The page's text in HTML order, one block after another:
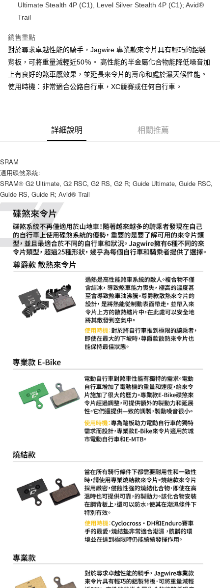
１．簡單：不需註冊會員、不需綁卡、不需儲值。
３．安心：先確認商品／服務後，再付款。
【「AFTEE先享後付」結帳流程】
１．於結帳方式選擇「AFTEE先享後付」後，將跳轉至「AFTEE先享後付」
結帳頁面，進行簡訊認證並確認金額後，即可完成結帳。
２．訂單成立數日內，您將收到繳費通知簡訊。
３．收到繳費通知簡訊後14天內，點擊此簡訊中的連結，可透過四大超商／
ATM／網路銀行／等多元方式進行付款，方視為交易完成。
是否繳費成功／繳費後需取消欲退款等相關疑問，請聯繫「AFTEE先享後付
１．透過由恩沛科技股份有限公司提供之「AFTEE先享後付」服務完成之交
易，需依本服務之必要範圍內提供個人資料，並將交易相關給付款項請求債
權轉讓予恩沛科技股份有限公司。
https://aftee.tw/terms/#terms3
３．未成年的使用者請事先徵得法定代理人或監護人之同意方可使用
「AFTEE先享後付」，若未經同意申辦者引起之損失，本公司不負相關責
任。
４．使用「AFTEE先享後付」時，將依據個別帳號之用戶狀況，依本公司即
時審查核予不同之上限額度；若仍有額度不足之情形，本公司將視審查結果
請求用戶進行身份認證。
５．嚴禁一人註冊多個帳號或使用他人資訊註冊。若發現惡意使用之情形，
恩沛科技股份有限公司將有權停止該用戶之使用額度並採取法律行動。
運送方式
每筆NT$60
每筆NT$60
7-11取貨付款
每筆NT$200
離島宅配（澎湖、金門、馬祖、小琉球、綠島、蘭嶼）
每筆NT$450
Ultimate Stealth 4P (C1), Level Silver Stealth 4P (C1); Avid®
Trail
銷售重點
對於尋求卓越性能的騎手，Jagwire 專業款來令片具有輕巧的鋁製
背板，可將重量減輕近50％。 高性能的半金屬化合物能降低噪音加
上有良好的煞車感效果，並延長來令片的壽命和處於濕天候性能。
使用時機：非常適合公路自行車，XC競賽或任何自行車。
詳細說明 相關推薦
SRAM
適用碟煞系統:
SRAM® G2 Ultimate, G2 RSC, G2 RS, G2 R; Guide Ultimate, Guide RSC,
Guide RS, Guide R; Avid® Trail